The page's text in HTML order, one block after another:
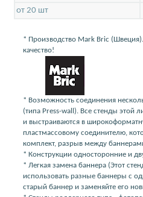
от 20 шт
* Производство Mark Bric (Швеция).
качество!
* Возможность соединения
(типа Press-wall). Все стенды этой
и выстраиваются в
пластмассовому соединителю,
комплект, разрыв между
* Конструкции односторонние и
* Легкая замена баннера (Этот
использовать разные баннеры с
старый баннер и заменяйте его